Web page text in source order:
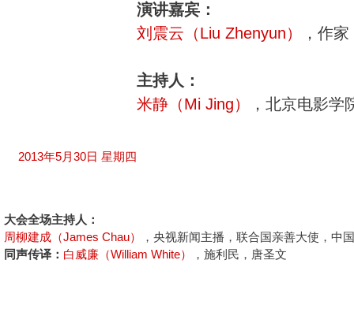
演讲嘉宾：
刘震云（Liu Zhenyun）
，作
主持人：
米静（Mi Jing）
，北京电影
2013年5月30日 星期四
大会全场主持人：
周柳建成（James Chau）
，央视新闻主播，联合国亲善大使，中国
同声传译： 白威廉（William White） ，施利民，唐圣文